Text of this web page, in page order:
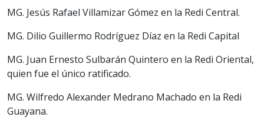
MG. Jesús Rafael Villamizar Gómez en la Redi Central.
MG. Dilio Guillermo Rodríguez Díaz en la Redi Capital
MG. Juan Ernesto Sulbarán Quintero en la Redi Oriental,
quien fue el único ratificado.
MG. Wilfredo Alexander Medrano Machado en la Redi
Guayana.